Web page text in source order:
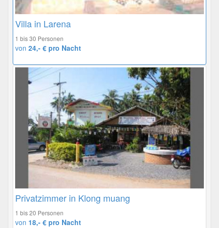
Villa in Larena
1 bis 30 Personen
von 24,- € pro Nacht
Privatzimmer in Klong muang
1 bis 20 Personen
von 18,- € pro Nacht